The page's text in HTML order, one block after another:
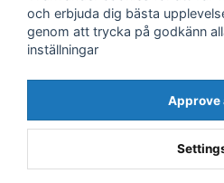
FOLLOW US
Facebook
Instagram
Youtube
och erbjuda dig bästa
genom att trycka på godkänn
inställningar
Approve